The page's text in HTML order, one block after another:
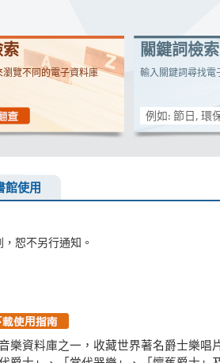
索
瀏覽不同的電子資料庫
關鍵詞檢索
輸入關鍵詞尋找電
館使用
恕不另行通知。
樂資料庫之一，收藏世界著名爵士樂